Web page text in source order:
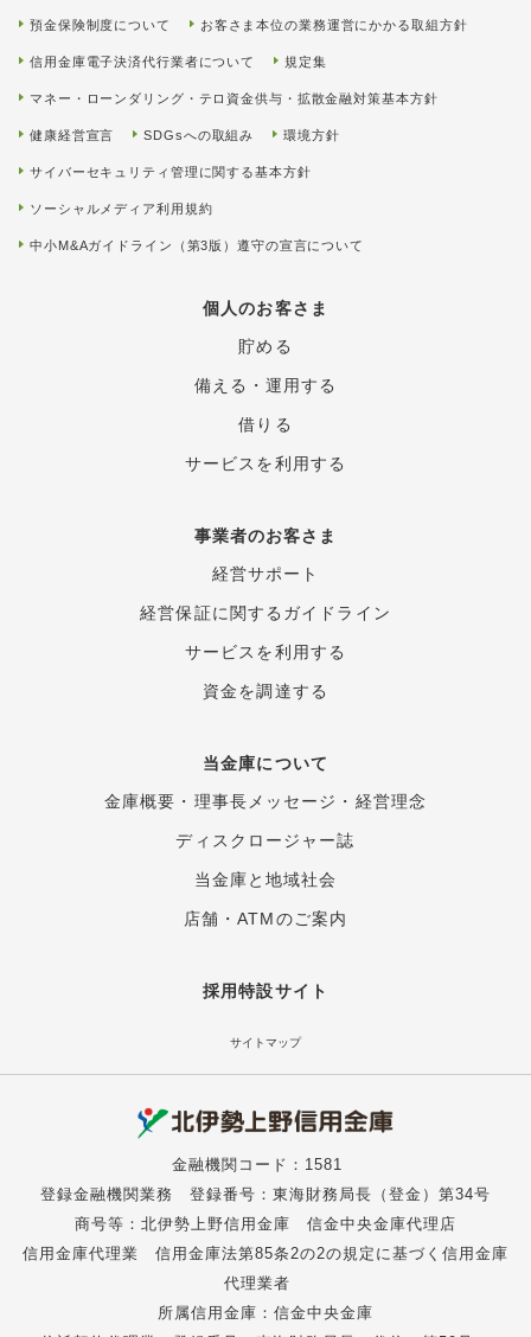
預金保険制度について お客さま本位の業務運営にかかる取組方針
信用金庫電子決済代行業者について 規定集
マネー・ローンダリング・テロ資金供与・拡散金融対策基本方針
健康経営宣言 SDGsへの取組み 環境方針
サイバーセキュリティ管理に関する基本方針
ソーシャルメディア利用規約
中小M&Aガイドライン（第3版）遵守の宣言について
個人のお客さま
貯める
備える・運用する
借りる
サービスを利用する
事業者のお客さま
経営サポート
経営保証に関するガイド ライン
サービスを利用する
資金を調達する
当金庫について
金庫概要 ・ 理事長メッセージ ・ 経営理念
ディスクロージャー誌
当金庫と地域社会
店舗・ATMのご案内
採用特設サイト
サイトマップ
金融機関コード：1581
登録金融機関業務 登録番号：東海財務局長（登金）第34号
商号等：北伊勢上野信用金庫 信金中央金庫代理店
信用金庫代理業 信用金庫法第85条2の2の規定に基づく信用金庫
代理業者
所属信用金庫：信金中央金庫